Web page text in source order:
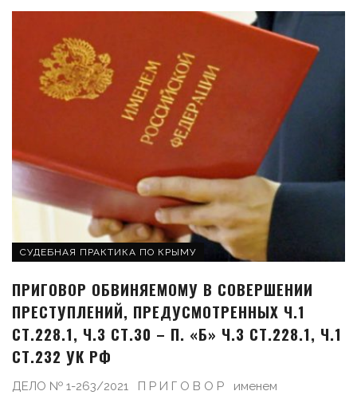
СУДЕБНАЯ ПРАКТИКА ПО КРЫМУ
ПРИГОВОР ОБВИНЯЕМОМУ В СОВЕРШЕНИИ
ПРЕСТУПЛЕНИЙ, ПРЕДУСМОТРЕННЫХ Ч.1
СТ.228.1, Ч.3 СТ.30 – П. «Б» Ч.3 СТ.228.1, Ч.1
СТ.232 УК РФ
ДЕЛО № 1-263/2021 П Р И Г О В О Р именем